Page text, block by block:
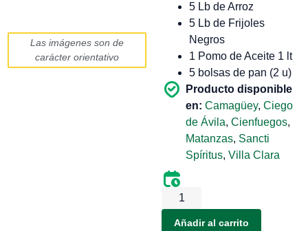
Las imágenes son de
carácter orientativo
5 Lb de Arroz
5 Lb de Frijoles
Negros
1 Pomo de Aceite 1 lt
5 bolsas de pan (2 u)
Producto disponible
en:Camagüey,Ciego
de Ávila,Cienfuegos,
Matanzas, Sancti
Spíritus,Villa Clara
Añadir al carrito